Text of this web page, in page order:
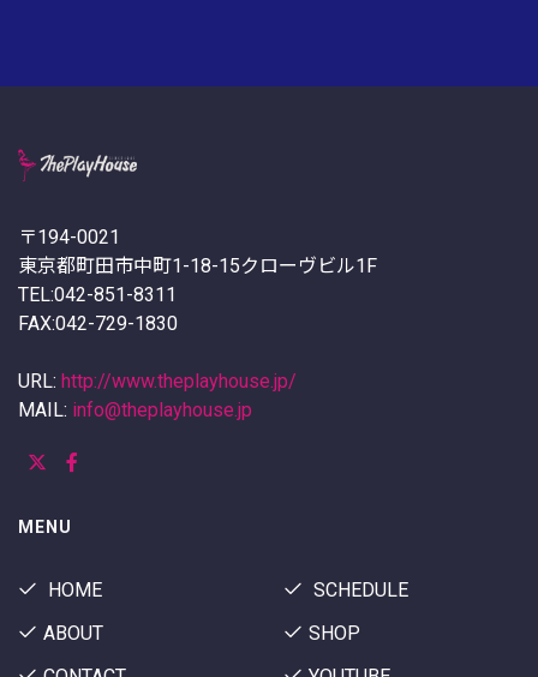
〒194-0021
東京都町田市中町1-18-15クローヴビル1F
TEL:042-851-8311
FAX:042-729-1830
URL: http://www.theplayhouse.jp/
MAIL: info@theplayhouse.jp
MENU
HOME
SCHEDULE
ABOUT
SHOP